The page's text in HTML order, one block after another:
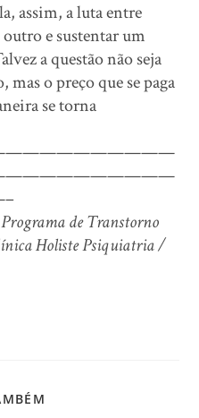
assim, a luta entre
e sustentar um
a questão não seja
o preço que se paga
se torna
de Transtorno
Holiste Psiquiatria /